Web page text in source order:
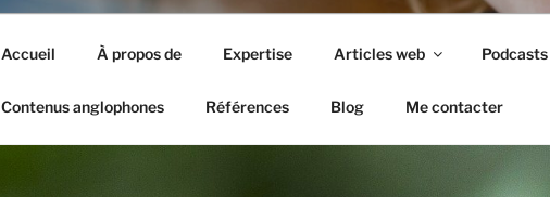
Accueil À propos de Expertise Articles web Podcasts
Contenus anglophones Références Blog Me contacter